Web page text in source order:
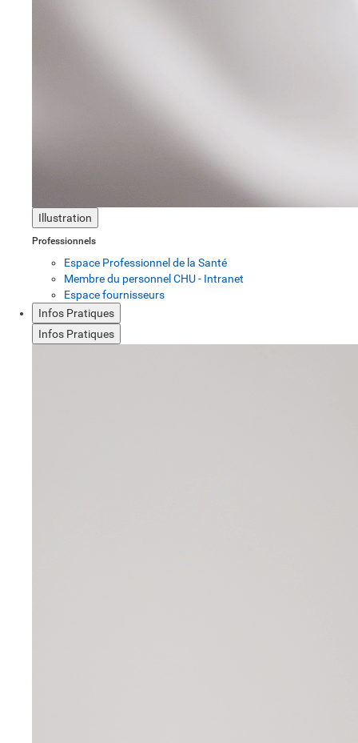
Illustration
Professionnels
Espace Professionnel de la Santé
Membre du personnel CHU - Intranet
Espace fournisseurs
Infos Pratiques
Infos Pratiques